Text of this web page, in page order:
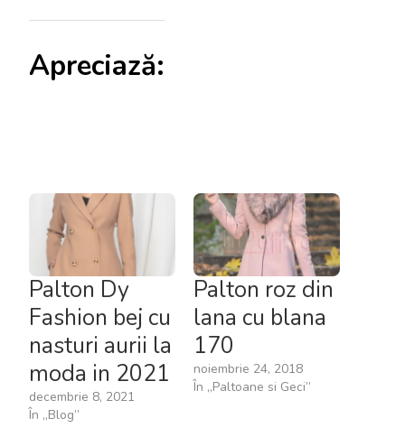
Apreciază:
Palton Dy
Fashion bej cu
nasturi aurii la
moda in 2021
decembrie 8, 2021
În „Blog”
Palton roz din
lana cu blana
170
noiembrie 24, 2018
În „Paltoane si Geci”